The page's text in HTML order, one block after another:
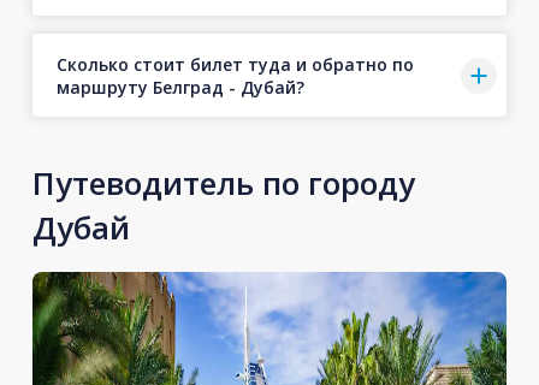
Сколько стоит билет туда и обратно по
маршруту Белград - Дубай?
Путеводитель по городу
Дубай